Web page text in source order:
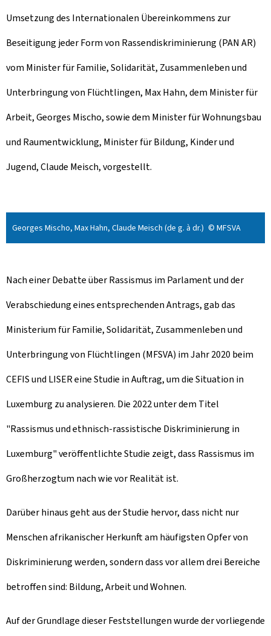
Umsetzung des Internationalen Übereinkommens zur
Beseitigung jeder Form von Rassendiskriminierung (PAN AR)
vom Minister für Familie, Solidarität, Zusammenleben und
Unterbringung von Flüchtlingen, Max Hahn, dem Minister für
Arbeit, Georges Mischo, sowie dem Minister für Wohnungsbau
und Raumentwicklung, Minister für Bildung, Kinder und
Jugend, Claude Meisch, vorgestellt.
Georges Mischo, Max Hahn, Claude Meisch (de g. à dr.) © MFSVA
Nach einer Debatte über Rassismus im Parlament und der
Verabschiedung eines entsprechenden Antrags, gab das
Ministerium für Familie, Solidarität, Zusammenleben und
Unterbringung von Flüchtlingen (MFSVA) im Jahr 2020 beim
CEFIS und LISER eine Studie in Auftrag, um die Situation in
Luxemburg zu analysieren. Die 2022 unter dem Titel
"Rassismus und ethnisch-rassistische Diskriminierung in
Luxemburg" veröffentlichte Studie zeigt, dass Rassismus im
Großherzogtum nach wie vor Realität ist.
Darüber hinaus geht aus der Studie hervor, dass nicht nur
Menschen afrikanischer Herkunft am häufigsten Opfer von
Diskriminierung werden, sondern dass vor allem drei Bereiche
betroffen sind: Bildung, Arbeit und Wohnen.
Auf der Grundlage dieser Feststellungen wurde der vorliegende